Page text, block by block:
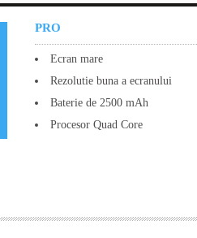
PRO
Ecran mare
Rezolutie buna a ecranului
Baterie de 2500 mAh
Procesor Quad Core